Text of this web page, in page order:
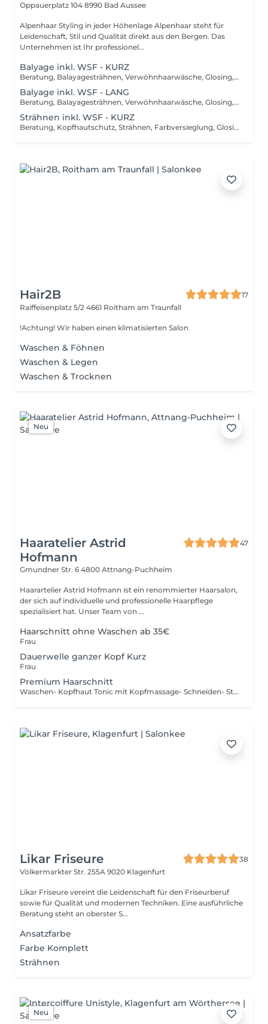
Oppauerplatz 104 8990 Bad Aussee
Alpenhaar Styling in jeder Höhenlage Alpenhaar steht für
Leidenschaft, Stil und Qualität direkt aus den Bergen. Das
Unternehmen ist Ihr professionel...
Balyage inkl. WSF - KURZ
Beratung, Balayagesträhnen, Verwöhnhaarwäsche, Glosing, Farbversiegelung, waschen inkl. Pflegebehandlung, schneiden, föhnen, Styling inkl. Stylingsprodukte, bis Kinn lange Haare, ab
Balyage inkl. WSF - LANG
Beratung, Balayagesträhnen, Verwöhnhaarwäsche, Glosing, Farbversiegelung, waschen inkl. Pflegebehandlung, schneiden, föhnen, Styling inkl. Stylingsprodukte, ab Kinn lange Haare, ab
Strähnen inkl. WSF - KURZ
Beratung, Kopfhautschutz, Strähnen, Farbversieglung, Glosing, waschen inkl. Pflegebehandlung, schneiden, föhnen, Styling inkl. Stylingsprodukte, bis Kinn lange Haare, ab
Hair2B
17
Raiffeisenplatz 5/2 4661 Roitham am Traunfall
!Achtung! Wir haben einen klimatisierten Salon
Waschen & Föhnen
Waschen & Legen
Waschen & Trocknen
Neu
Haaratelier Astrid
Hofmann
47
Gmundner Str. 6 4800 Attnang-Puchheim
Haarartelier Astrid Hofmann ist ein renommierter Haarsalon,
der sich auf individuelle und professionelle Haarpflege
spezialisiert hat. Unser Team von ...
Haarschnitt ohne Waschen ab 35€
Frau
Dauerwelle ganzer Kopf Kurz
Frau
Premium Haarschnitt
Waschen- Kopfhaut Tonic mit Kopfmassage- Schneiden- Styling
Likar Friseure
38
Völkermarkter Str. 255A 9020 Klagenfurt
Likar Friseure vereint die Leidenschaft für den Friseurberuf
sowie für Qualität und modernen Techniken. Eine ausführliche
Beratung steht an oberster S...
Ansatzfarbe
Farbe Komplett
Strähnen
Neu